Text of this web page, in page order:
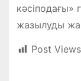
кәсіподағы»
жазылуды
Post